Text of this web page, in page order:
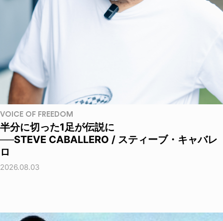
VOICE OF FREEDOM
半分に切った1足が伝説に
──STEVE CABALLERO / スティーブ・キャバレ
ロ
2026.08.03